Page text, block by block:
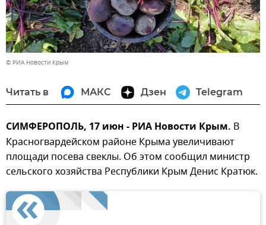
© РИА Новости Крым
Читать в МАКС Дзен Telegram
СИМФЕРОПОЛЬ, 17 июн - РИА Новости Крым. В
Красногвардейском районе Крыма увеличивают
площади посева свеклы. Об этом сообщил министр
сельского хозяйства Республики Крым Денис Кратюк.